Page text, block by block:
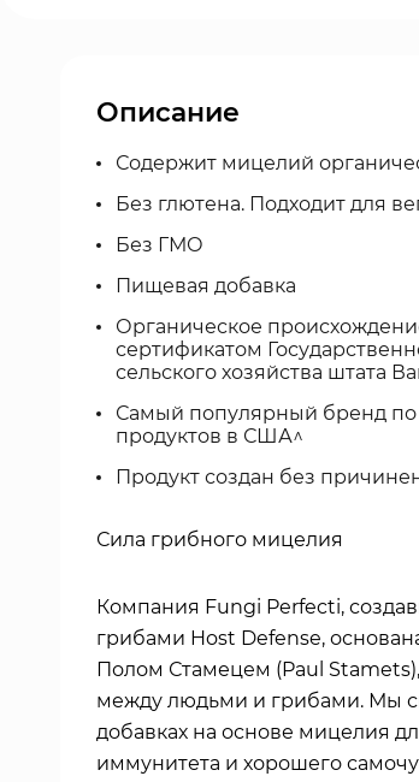
Описание
Содержит мицелий
Без глютена. Подходит для
Без ГМО
Пищевая добавка
Органическое
сертификатом
сельского хозяйства штата
Самый популярный бренд
продуктов в США^
Продукт создан без
Сила грибного мицелия
Компания Fungi Perfecti,
грибами Host Defense,
Полом Стамецем (Paul
между людьми и грибами. Мы
добавках на основе мицелия
иммунитета и хорошего